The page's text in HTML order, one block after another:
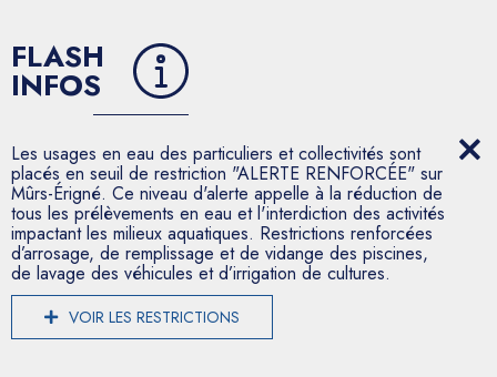
FLASH
INFOS
Les usages en eau des particuliers et collectivités sont
placés en seuil de restriction "ALERTE RENFORCÉE" sur
Mûrs-Érigné. Ce niveau d'alerte appelle à la réduction de
tous les prélèvements en eau et l'interdiction des activités
impactant les milieux aquatiques. Restrictions renforcées
d’arrosage, de remplissage et de vidange des piscines,
de lavage des véhicules et d’irrigation de cultures.
VOIR LES RESTRICTIONS